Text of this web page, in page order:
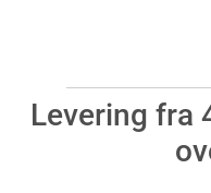
Levering fra